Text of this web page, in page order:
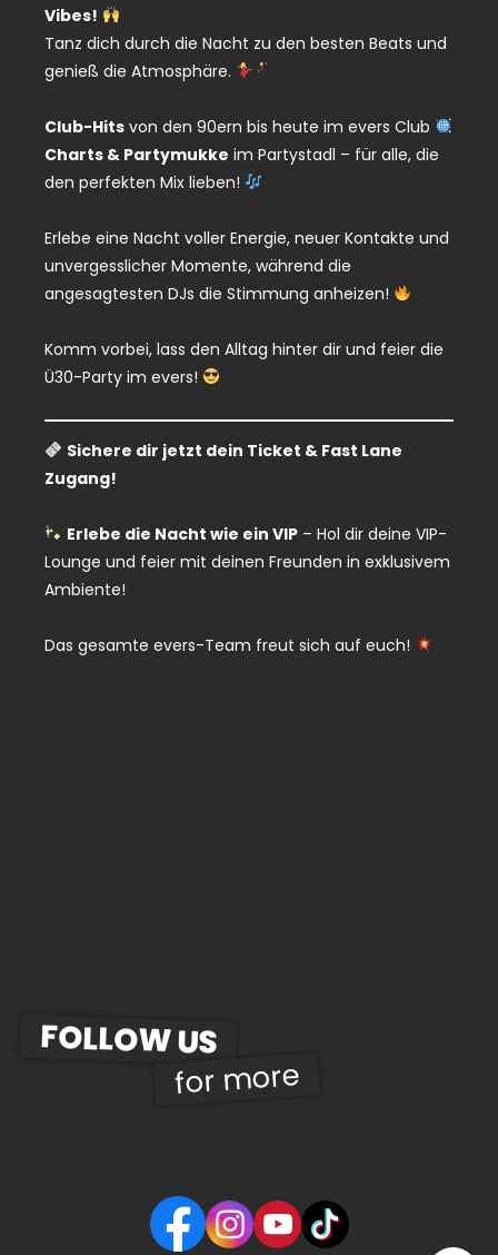
Vibes!
Tanz dich durch die Nacht zu den besten Beats und
genieß die Atmosphäre.
Club-Hits von den 90ern bis heute im evers Club
Charts & Partymukke im Partystadl – für alle, die
den perfekten Mix lieben!
Erlebe eine Nacht voller Energie, neuer Kontakte und
unvergesslicher Momente, während die
angesagtesten DJs die Stimmung anheizen!
Komm vorbei, lass den Alltag hinter dir und feier die
Ü30-Party im evers!
Sichere dir jetzt dein Ticket & Fast Lane
Zugang!
Erlebe die Nacht wie ein VIP– Hol dir deine VIP-
Lounge und feier mit deinen Freunden in exklusivem
Ambiente!
Das gesamte evers-Team freut sich auf euch!
FOLLOW US
for more